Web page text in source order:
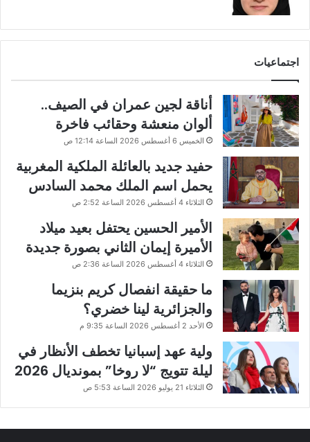
اجتماعيات
أناقة لجين عمران في الصيف..
ألوان منعشة وحقائب فاخرة
الخميس 6 أغسطس 2026 الساعة 12:14 ص
حفيد جديد بالعائلة الملكية المغربية
يحمل اسم الملك محمد السادس
الثلاثاء 4 أغسطس 2026 الساعة 2:52 ص
الأمير الحسين يحتفل بعيد ميلاد
الأميرة إيمان الثاني بصورة جديدة
الثلاثاء 4 أغسطس 2026 الساعة 2:36 ص
ما حقيقة انفصال كريم بنزيما
والجزائرية لينا خضري؟
الأحد 2 أغسطس 2026 الساعة 9:35 م
ولية عهد إسبانيا تخطف الأنظار في
ليلة تتويج “لا روخا” بمونديال 2026
الثلاثاء 21 يوليو 2026 الساعة 5:53 ص